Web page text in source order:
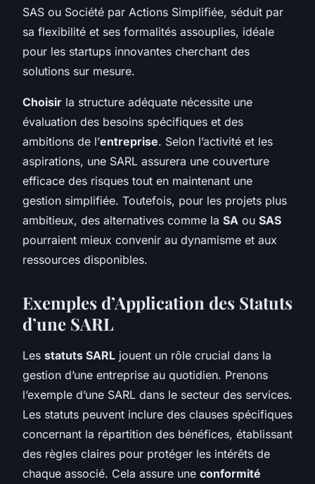
SAS ou Société par Actions Simplifiée, séduit par
sa flexibilité et ses formalités assouplies, idéale
pour les startups innovantes cherchant des
solutions sur mesure.
Choisir la structure adéquate nécessite une
évaluation des besoins spécifiques et des
ambitions de l’entreprise. Selon l’activité et les
aspirations, une SARL assurera une couverture
efficace des risques tout en maintenant une
gestion simplifiée. Toutefois, pour les projets plus
ambitieux, des alternatives comme la SA ou SAS
pourraient mieux convenir au dynamisme et aux
ressources disponibles.
Exemples d’Application des Statuts
d’une SARL
Les statuts SARL jouent un rôle crucial dans la
gestion d’une entreprise au quotidien. Prenons
l’exemple d’une SARL dans le secteur des services.
Les statuts peuvent inclure des clauses spécifiques
concernant la répartition des bénéfices, établissant
des règles claires pour protéger les intérêts de
chaque associé. Cela assure une conformité